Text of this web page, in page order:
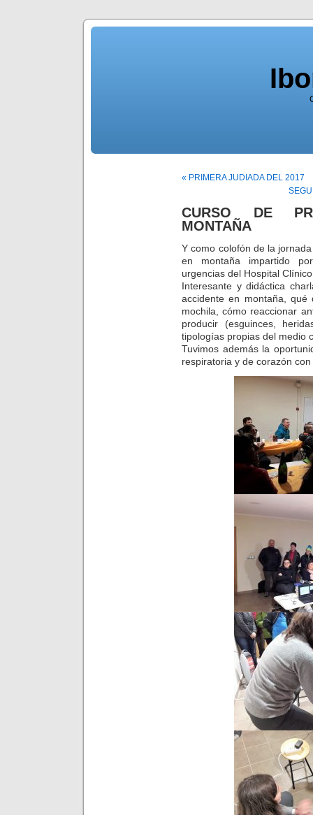
« PRIMERA JUDIADA DEL 2017
CURSO DE
MONTAÑA
Y como colofón de la
en montaña impartido
urgencias del Hospital
Interesante y didáctica
accidente en montaña,
mochila, cómo reaccionar
producir (esguinces,
tipologías propias del medio
Tuvimos además la
respiratoria y de corazón